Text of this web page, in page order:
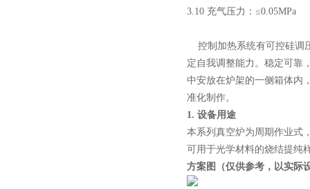
3.10 充气压力：≤0.05MPa
控制加热系统有可控硅调
定自我调整能力。稳定可靠
中安放在炉架的一侧箱体内
准化制作。
1. 设备用途
本系列真空炉为周期作业式
可用于光学材料的烧结提纯
方案图
（仅供参考，以实际